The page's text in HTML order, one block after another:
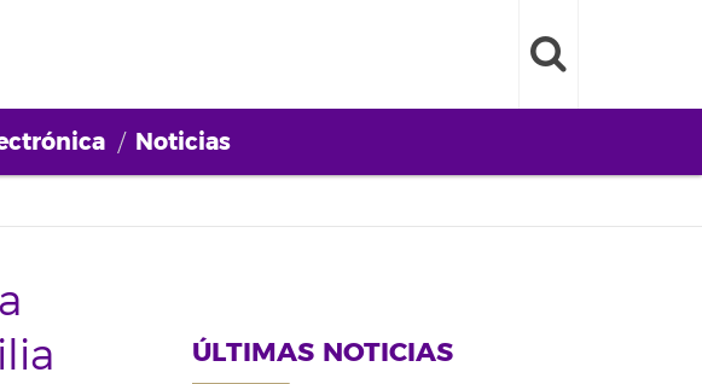
Noticias
ÚLTIMAS NOTICIAS